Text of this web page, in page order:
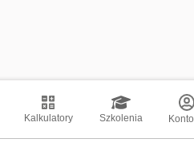
Kalkulatory Szkolenia Konto